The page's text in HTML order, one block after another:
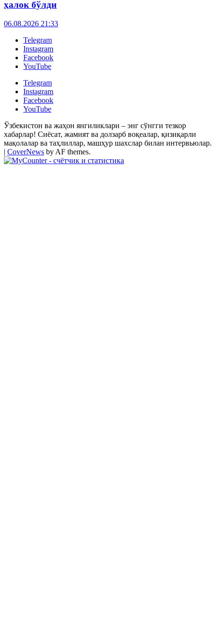
ҳалок бўлди
06.08.2026 21:33
Telegram
Instagram
Facebook
YouTube
Telegram
Instagram
Facebook
YouTube
Ўзбекистон ва жаҳон янгиликлари – энг сўнгги тезкор
хабарлар! Сиёсат, жамият ва долзарб воқеалар, қизиқарли
мақолалар ва таҳлиллар, машҳур шахслар билан интервьюлар.
| CoverNews by AF themes.